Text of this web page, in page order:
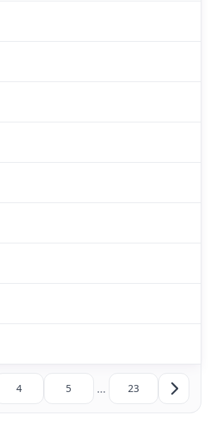
4 5 … 23